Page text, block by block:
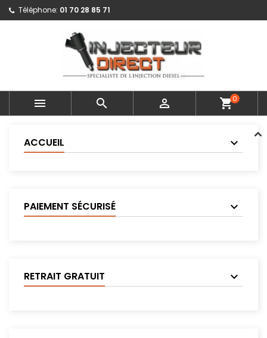
Téléphone: 01 70 28 85 71
   shopping_cart0
ACCUEIL
PAIEMENT SÉCURISÉ
RETRAIT GRATUIT